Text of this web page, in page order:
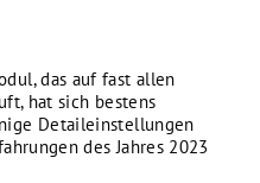
das auf fast allen
hat sich bestens
Detaileinstellungen
des Jahres 2023